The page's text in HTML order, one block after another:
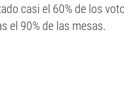
casi el 60% de los
el 90% de las mesas.